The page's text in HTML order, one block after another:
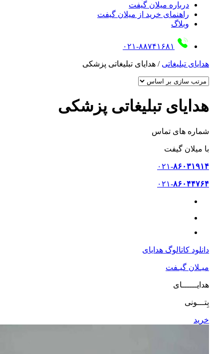
درباره میلان گیفت
راهنمای خرید از میلان گیفت
وبلاگ
۰۲۱-۸۸۷۴۱۶۸۱
هدایای تبلیغاتی / هدایای تبلیغاتی پزشکی
هدایای تبلیغاتی پزشکی
شماره های تماس
با میلان گیفت
۰۲۱-۸۶۰۳۱۹۱۴
۰۲۱-۸۶۰۴۴۷۶۴
دانلود کاتالوگ هدایای
میـلان گیـفت
هدایــــــای
بِتـــونی
خرید